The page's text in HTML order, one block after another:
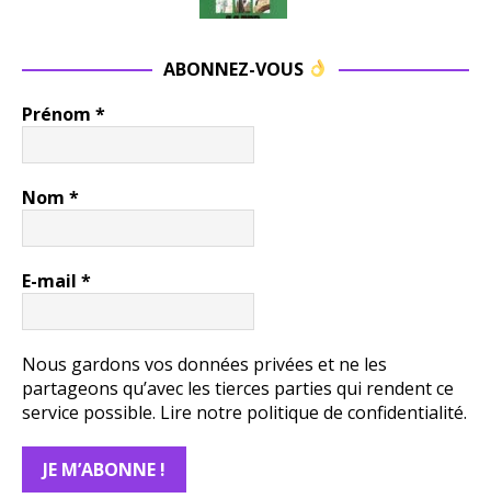
ABONNEZ-VOUS
Prénom *
Nom *
E-mail *
Nous gardons vos données privées et ne les
partageons qu’avec les tierces parties qui rendent ce
service possible. Lire notre politique de confidentialité.